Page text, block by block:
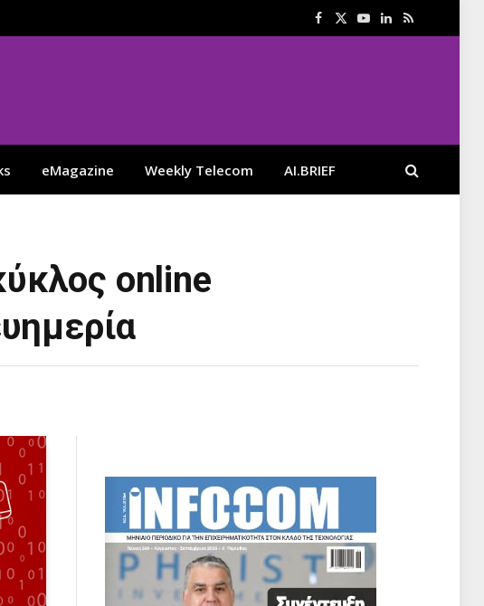
Facebook
X
YouTube
LinkedIn
RSS
eMagazine Weekly Telecom AI.BRIEF
online